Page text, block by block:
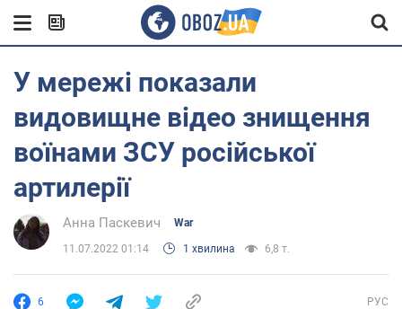
У мережі показали
видовищне відео знищення
воїнами ЗСУ російської
артилерії
Анна Паскевич War
11.07.2022 01:14 1 хвилина 6,8 т.
6 РУС